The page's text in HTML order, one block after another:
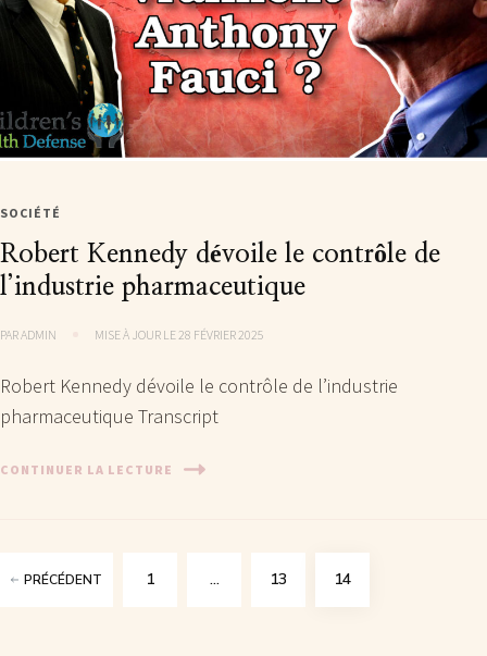
SOCIÉTÉ
Robert Kennedy dévoile le contrôle de
l’industrie pharmaceutique
PARADMIN MISE À JOUR LE 28 FÉVRIER 2025
Robert Kennedy dévoile le contrôle de l’industrie
pharmaceutique Transcript
CONTINUER LA LECTURE
PRÉCÉDENT 1 … 13 14